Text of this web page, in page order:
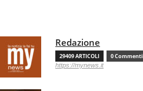
Redazione
29409 ARTICOLI 0 Commenti
https://mynews.it